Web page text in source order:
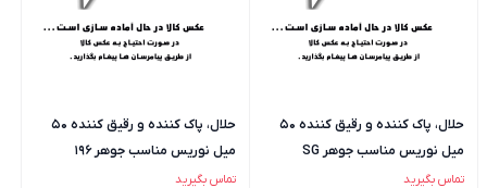
حلال، پاک کننده و رقیق کننده 50
میل نوریس مناسب جوهر SG
تماس بگیرید
حلال، پاک کننده و رقیق کننده 50
میل نوریس مناسب جوهر 196
تماس بگیرید